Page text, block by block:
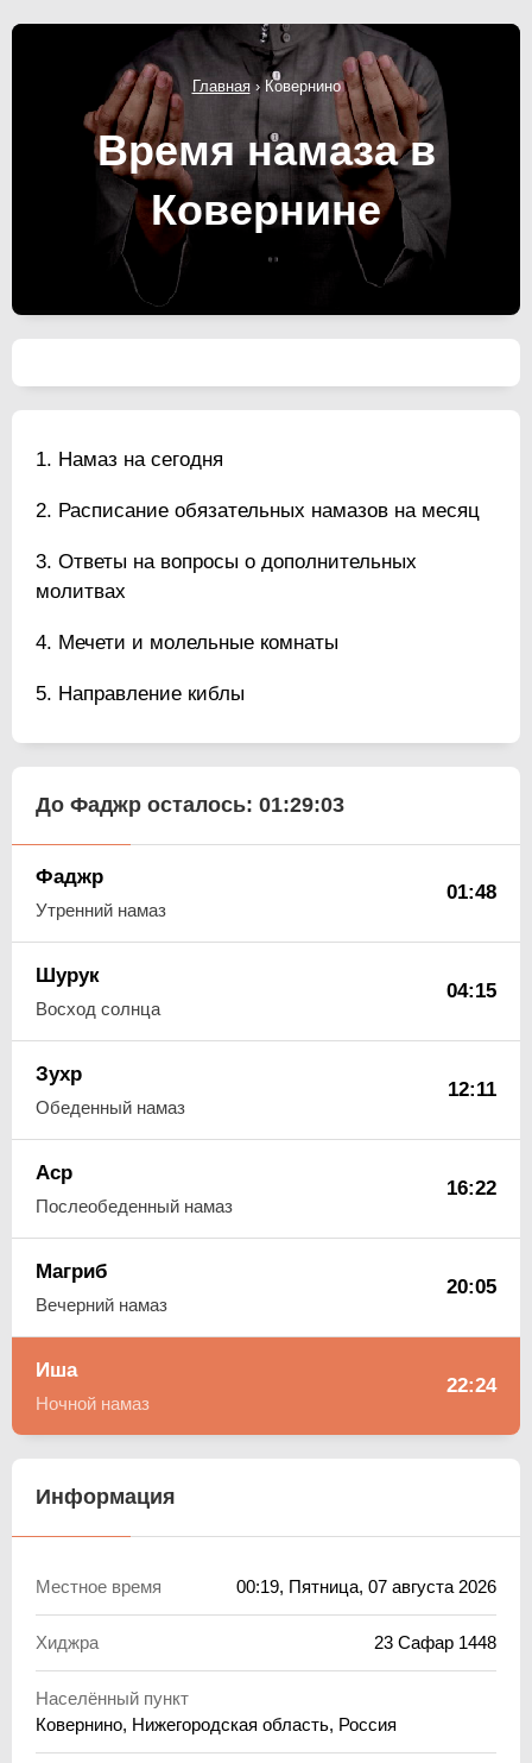
Главная›Ковернино
Время намаза в
Ковернине
Намаз на сегодня
Расписание обязательных намазов на месяц
Ответы на вопросы о дополнительных
молитвах
Мечети и молельные комнаты
Направление киблы
До Фаджр осталось: 01:29:03
Фаджр
Утренний намаз
01:48
Шурук
Восход солнца
04:15
Зухр
Обеденный намаз
12:11
Аср
Послеобеденный намаз
16:22
Магриб
Вечерний намаз
20:05
Иша
Ночной намаз
22:24
Информация
Местное время 00:19, Пятница, 07 августа 2026
Хиджра 23 Сафар 1448
Населённый пункт
Ковернино, Нижегородская область, Россия